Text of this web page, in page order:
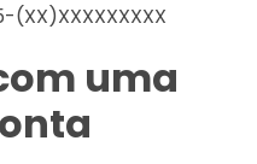
uma